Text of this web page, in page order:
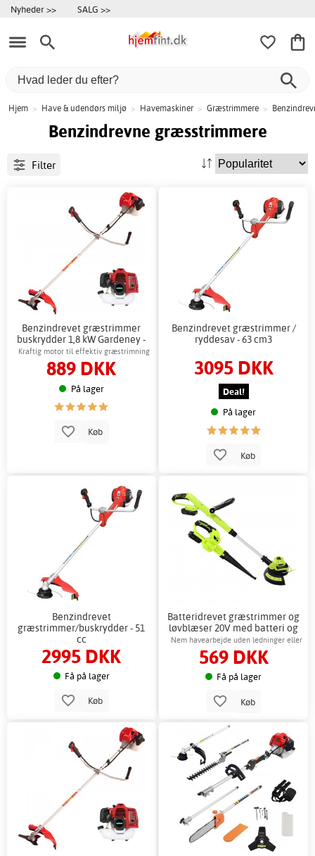
Nyheder >> SALG >>
Hjem > Have & udendørs miljø > Havemaskiner > Græstrimmere >
Benzindrevne græsstrimmere
Filter
Benzindrevet græstrimmer
buskrydder 1,8 kW Gardeney -
2-taktsmotor
Kraftig motor til effektiv græstrimning
889 DKK
På lager
Køb
Benzindrevet græstrimmer /
ryddesav - 63 cm3
3095 DKK
Deal!
På lager
Køb
Benzindrevet
græstrimmer/buskrydder - 51
cc
2995 DKK
Få på lager
Køb
Batteridrevet græstrimmer og
løvblæser 20V med batteri og
oplader
Nem havearbejde uden ledninger eller
benzin
569 DKK
Få på lager
Køb